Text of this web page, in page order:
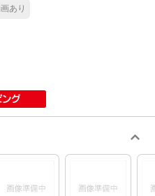
あり